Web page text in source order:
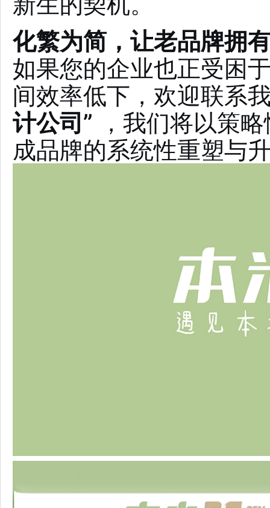
化繁为简，让老品牌拥
如果您的企业也正受困
间效率低下，欢迎联系
计公司” ，我们将以策
成品牌的系统性重塑与